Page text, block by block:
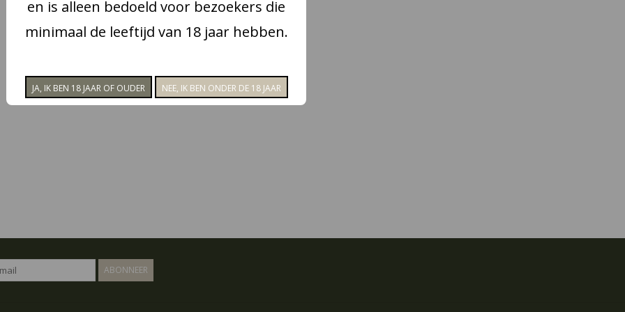
ABONNEER
en is alleen bedoeld voor bezoekers die
minimaal de leeftijd van 18 jaar hebben.